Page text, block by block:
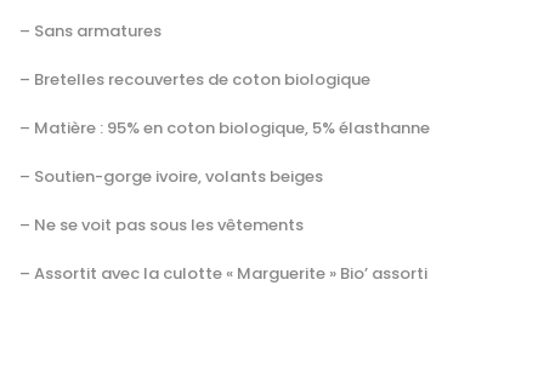
– Sans armatures
– Bretelles recouvertes de coton biologique
– Matière : 95% en coton biologique, 5% élasthanne
– Soutien-gorge ivoire, volants beiges
– Ne se voit pas sous les vêtements
– Assortit avec la culotte « Marguerite » Bio’ assorti